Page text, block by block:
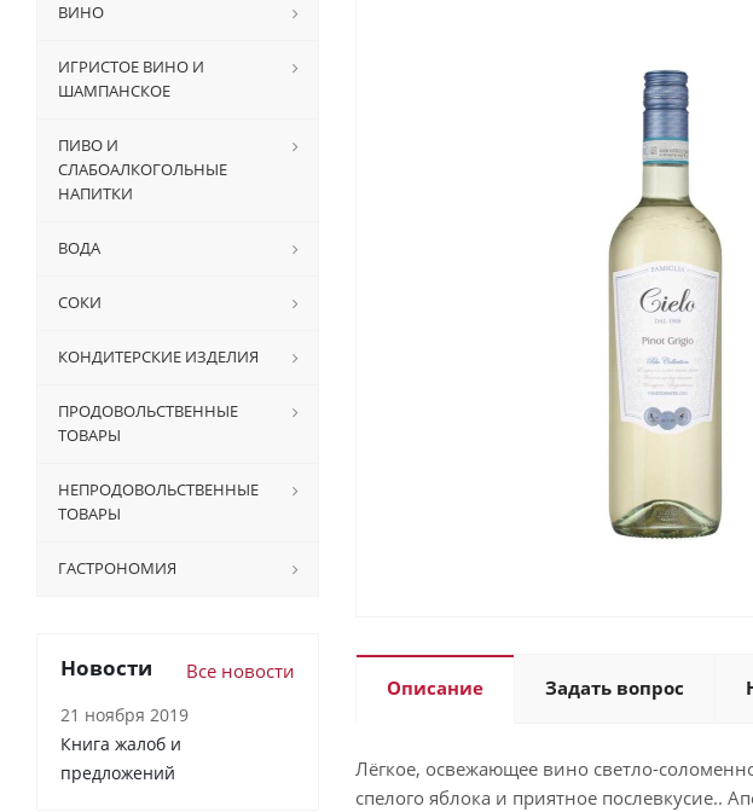
Описание Задать вопрос
Лёгкое, освежающее вино светло-
спелого яблока и приятное послевкусие..
ВИНО
ИГРИСТОЕ ВИНО И
ШАМПАНСКОЕ
ПИВО И
СЛАБОАЛКОГОЛЬНЫЕ
НАПИТКИ
ВОДА
СОКИ
КОНДИТЕРСКИЕ ИЗДЕЛИЯ
ПРОДОВОЛЬСТВЕННЫЕ
ТОВАРЫ
НЕПРОДОВОЛЬСТВЕННЫЕ
ТОВАРЫ
ГАСТРОНОМИЯ
Новости Все новости
21 ноября 2019
Книга жалоб и
предложений